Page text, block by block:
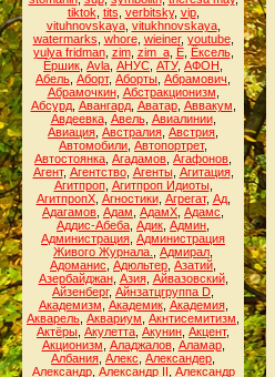
tiktok tits verbitsky, vip,
vituhnovskaya, vitukhnovskaya,
watermarks whore, wieiner, youtube,
yulya fridman, zim, zim_a, Ё, Ёксель,
Ёршик Аvla АНУС АТУ, АФОН
Абель Аборт, Аборты Абрамович
Абрамочкин, Абстракционизм
Абсурд, Авангард, Аватар, Аввакум
Авдеевка, Авель, Авиалинии,
Авиация Австралия Австрия
Автомобили Автопортрет,
Автостоянка Агадамов Агафонов
Агент, Агентство, Агенты, Агитация,
Агитпроп, Агитпроп Идиоты,
АгитпропХ, Агностики, Агрегат, Ад,
Адагамов Адам АдамХ Адамс
Аддис-Абеба Адик Админ
Администрация Администрация
Живого Журнала.
Адмирал
Адоманис Адюльтер Азатий
Азербайджан, Азия, Айвазовский,
Айзенберг, Айнзатцгруппа D
Академизм Академик, Академия,
Акварель Аквариум Акнтисемитизм
Актёры Акулетта Акунин Акцент,
Акционизм Аладжалов, Аламар,
Албания Алекс Александер
Александр, Александр II Александр